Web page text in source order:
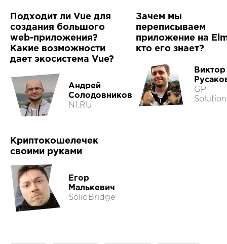
Подходит ли Vue для
создания большого
web-приложения?
Какие возможности
дает экосистема Vue?
Андрей
Солодовников
N1.RU
Зачем мы
переписываем
приложение на
кто его знает?
Виктор
GP
Криптокошелечек
своими руками
Егор
Малькевич
SolidBridge